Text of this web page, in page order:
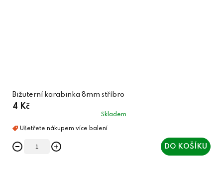
Bižuterní karabinka 8mm stříbro
4 Kč
Skladem
DO KOŠÍKU